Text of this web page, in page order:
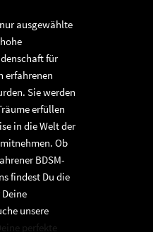
ausgewählte
für
erfahrenen
Sie werden
erfüllen
in die Welt der
Ob
BDSM-
findest Du die
unsere
perfekte